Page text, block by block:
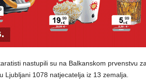
nastupili su na Balkanskom prvenstvu
Ljubljani 1078 natjecatelja iz 13 zemalja.